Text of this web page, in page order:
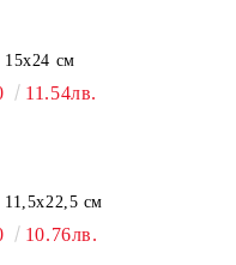
15х24 см
11.54лв.
11,5х22,5 см
10.76лв.